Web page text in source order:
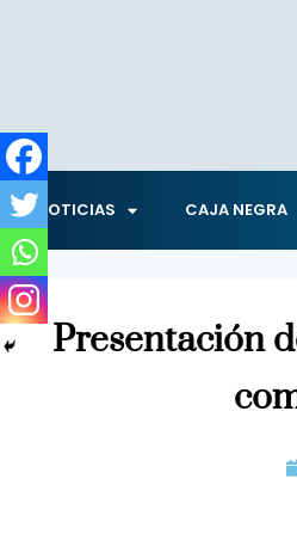
NOTICIAS CAJA NEGRA
Presentación